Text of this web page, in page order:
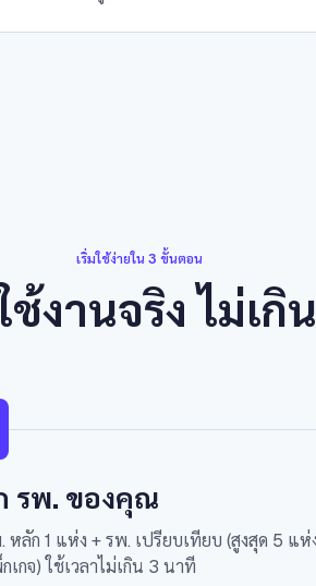
เริ่มใช้ง่ายใน 3 ขั้นตอน
งานจริง ไม่เกิ
รพ. ของคุณ
หลัก 1 แห่ง + รพ. เปรียบเทียบ (สูงสุด 5 แห่
กจ) ใช้เวลาไม่เกิน 3 นาที